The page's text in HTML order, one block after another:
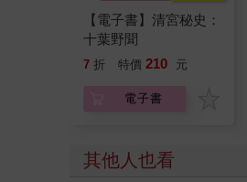
【電子書】清宮秘史：
十葉野聞
7 折 特價 210 元
電子書
其他人也看